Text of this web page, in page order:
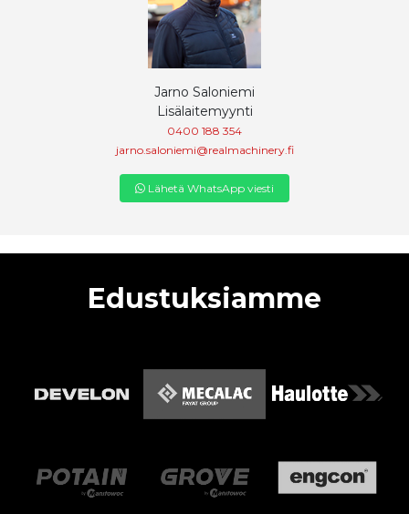
Jarno Saloniemi
Lisälaitemyynti
0400 188 354
jarno.saloniemi@realmachinery.fi
Lähetä WhatsApp viesti
Edustuksiamme